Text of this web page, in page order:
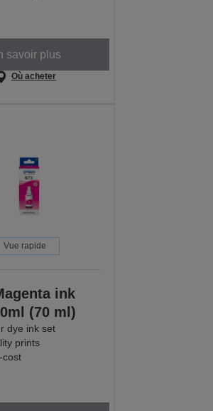
savoir plus
Où acheter
Vue rapide
ink
(70 ml)
dye ink set
prints
cost